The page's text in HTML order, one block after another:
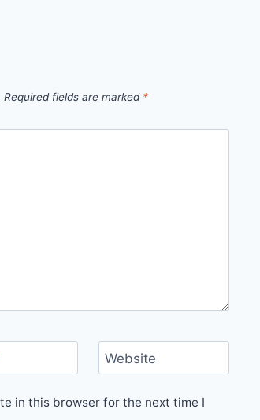
Required fields are marked *
Website
in this browser for the next time I